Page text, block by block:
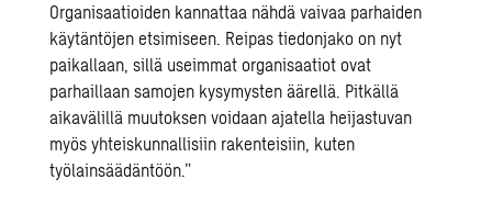
Organisaatioiden kannattaa nähdä vaivaa parhaiden
käytäntöjen etsimiseen. Reipas tiedonjako on nyt
paikallaan, sillä useimmat organisaatiot ovat
parhaillaan samojen kysymysten äärellä. Pitkällä
aikavälillä muutoksen voidaan ajatella heijastuvan
myös yhteiskunnallisiin rakenteisiin, kuten
työlainsäädäntöön.”